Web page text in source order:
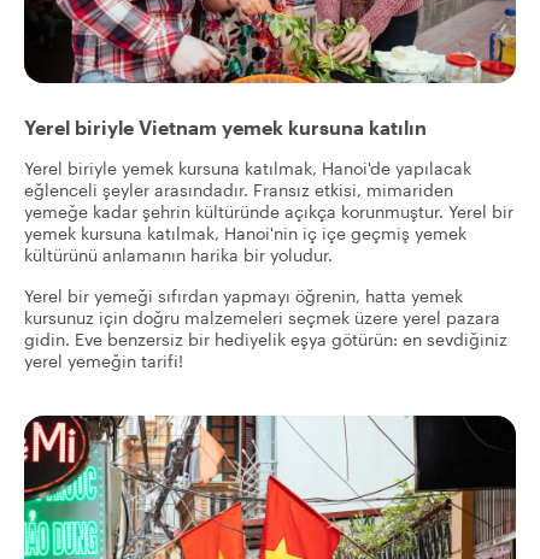
Yerel biriyle Vietnam yemek kursuna katılın
Yerel biriyle yemek kursuna katılmak, Hanoi'de yapılacak
eğlenceli şeyler arasındadır. Fransız etkisi, mimariden
yemeğe kadar şehrin kültüründe açıkça korunmuştur. Yerel bir
yemek kursuna katılmak, Hanoi'nin iç içe geçmiş yemek
kültürünü anlamanın harika bir yoludur.
Yerel bir yemeği sıfırdan yapmayı öğrenin, hatta yemek
kursunuz için doğru malzemeleri seçmek üzere yerel pazara
gidin. Eve benzersiz bir hediyelik eşya götürün: en sevdiğiniz
yerel yemeğin tarifi!